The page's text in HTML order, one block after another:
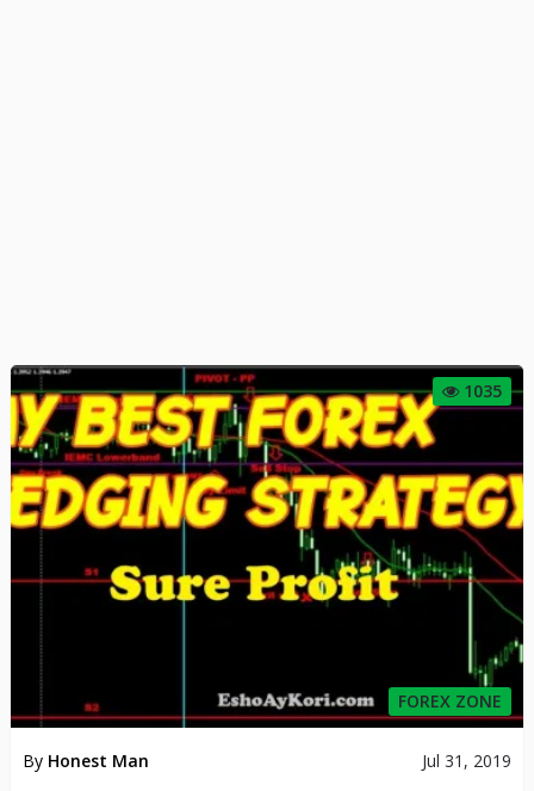
1035
FOREX ZONE
By Honest Man Jul 31, 2019